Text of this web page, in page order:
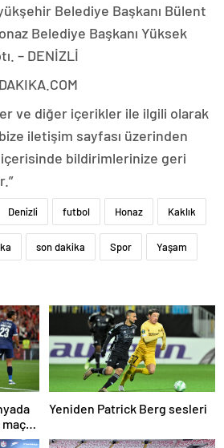
Belediye Başkanı Bülent
Belediye Başkanı Yüksek
– DENİZLİ
ve diğer içerikler ile ilgili olarak
iletişim sayfası üzerinden
bildirimlerinize geri
Denizli futbol Honaz Kaklık
son dakika Spor Yaşam
Yeniden Patrick Berg sesleri